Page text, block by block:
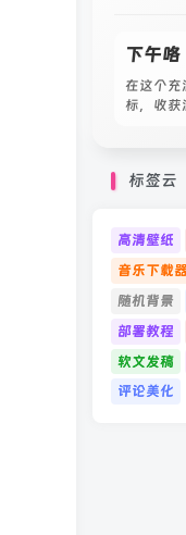
下午咯
在这个充
标，收获
标签云
高清壁纸
音乐下载器
随机背景
部署教程
软文发稿
评论美化